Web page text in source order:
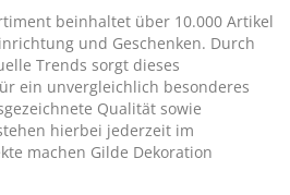
beinhaltet über 10.000 Artikel
und Geschenken. Durch
Trends sorgt dieses
ein unvergleichlich besonderes
Qualität sowie
hierbei jederzeit im
machen Gilde Dekoration